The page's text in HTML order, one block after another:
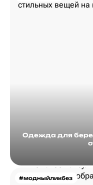
Одежда для
#модныйликбез